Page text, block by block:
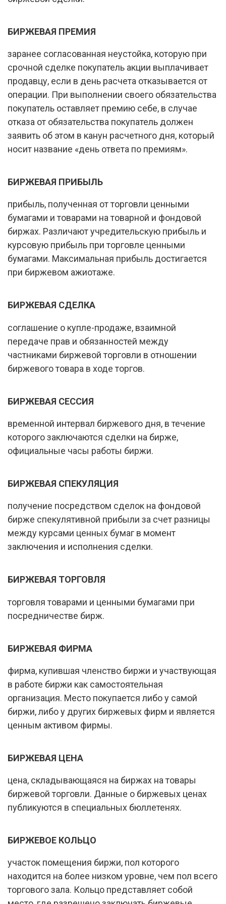
БИРЖЕВАЯ ПРЕМИЯ
заранее согласованная неустойка, которую при
срочной сделке покупатель акции выплачивает
продавцу, если в день расчета отказывается от
операции. При выполнении своего обязательства
покупатель оставляет премию себе, в случае
отказа от обязательства покупатель должен
заявить об этом в канун расчетного дня, который
носит название «день ответа по премиям».
БИРЖЕВАЯ ПРИБЫЛЬ
прибыль, полученная от торговли ценными
бумагами и товарами на товарной и фондовой
биржах. Различают учредительскую прибыль и
курсовую прибыль при торговле ценными
бумагами. Максимальная прибыль достигается
при биржевом ажиотаже.
БИРЖЕВАЯ СДЕЛКА
соглашение о купле-продаже, взаимной
передаче прав и обязанностей между
частниками биржевой торговли в отношении
биржевого товара в ходе торгов.
БИРЖЕВАЯ СЕССИЯ
временной интервал биржевого дня, в течение
которого заключаются сделки на бирже,
официальные часы работы биржи.
БИРЖЕВАЯ СПЕКУЛЯЦИЯ
получение посредством сделок на фондовой
бирже спекулятивной прибыли за счет разницы
между курсами ценных бумаг в момент
заключения и исполнения сделки.
БИРЖЕВАЯ ТОРГОВЛЯ
торговля товарами и ценными бумагами при
посредничестве бирж.
БИРЖЕВАЯ ФИРМА
фирма, купившая членство биржи и участвующая
в работе биржи как самостоятельная
организация. Место покупается либо у самой
биржи, либо у других биржевых фирм и является
ценным активом фирмы.
БИРЖЕВАЯ ЦЕНА
цена, складывающаяся на биржах на товары
биржевой торговли. Данные о биржевых ценах
публикуются в специальных бюллетенях.
БИРЖЕВОЕ КОЛЬЦО
участок помещения биржи, пол которого
находится на более низком уровне, чем пол всего
торгового зала. Кольцо представляет собой